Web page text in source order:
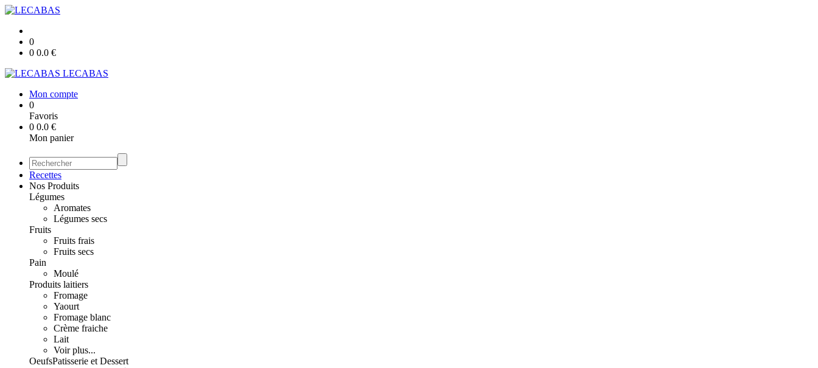
0
0 0.0 €
LECABAS
Mon compte
0
Favoris
0 0.0 €
Mon panier
Recettes
Nos Produits
Légumes
Aromates
Légumes secs
Fruits
Fruits frais
Fruits secs
Pain
Moulé
Produits laitiers
Fromage
Yaourt
Fromage blanc
Crème fraiche
Lait
Voir plus...
OeufsPatisserie et Dessert